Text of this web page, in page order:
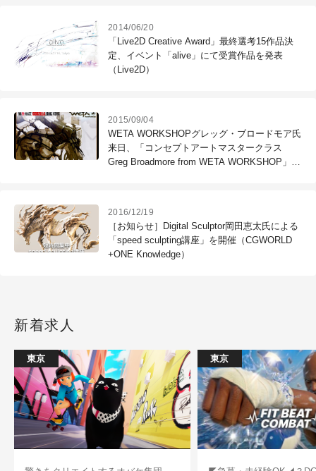
2014/06/20
「Live2D Creative Award」最終選考15作品決
定、イベント「alive」にて受賞作品を発表
（Live2D）
2015/09/04
WETA WORKSHOPグレッグ・ブロードモア氏
来日、「コンセプトアートマスタークラス
Greg Broadmore from WETA WORKSHOP」開
2016/12/19
［お知らせ］Digital Sculptor岡田恵太氏による
「speed sculpting講座」を開催（CGWORLD
+ONE Knowledge）
新着求人
東京 東京